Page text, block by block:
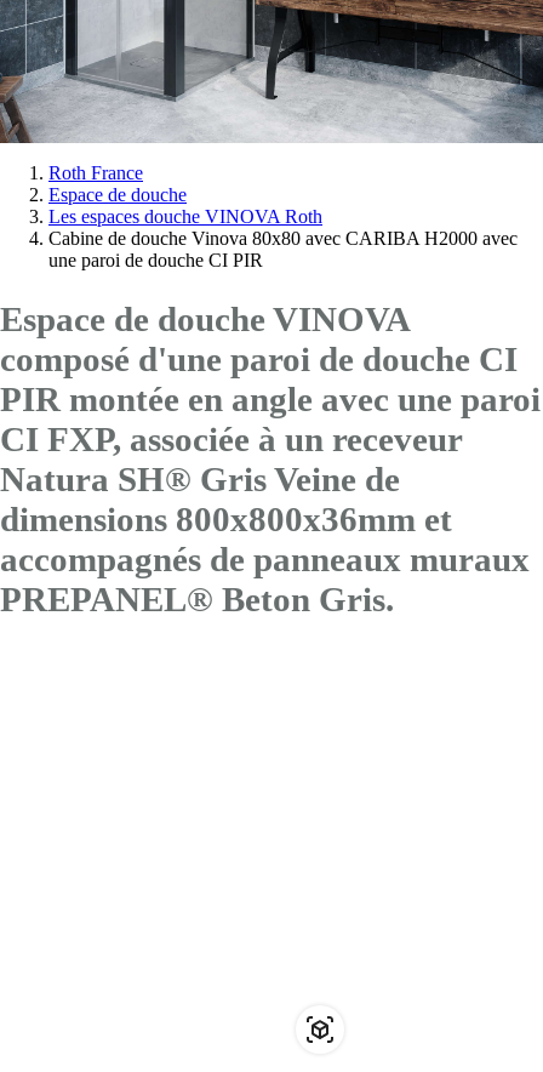
Vous
êtes
Roth France
Espace de douche
Les espaces douche VINOVA Roth
Cabine de douche Vinova 80x80 avec CARIBA H2000 avec
une paroi de douche CI PIR
Espace de douche VINOVA
composé d'une paroi de douche CI
PIR montée en angle avec une paroi
CI FXP, associée à un receveur
Natura SH® Gris Veine de
dimensions 800x800x36mm et
accompagnés de panneaux muraux
PREPANEL® Beton Gris.